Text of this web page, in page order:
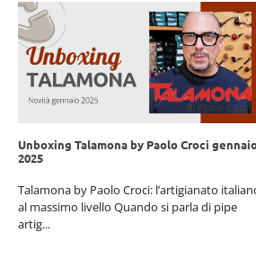
Unboxing Talamona by Paolo Croci
2025
Talamona by Paolo Croci: l’artigianato
al massimo livello Quando si parla di pipe
artig...